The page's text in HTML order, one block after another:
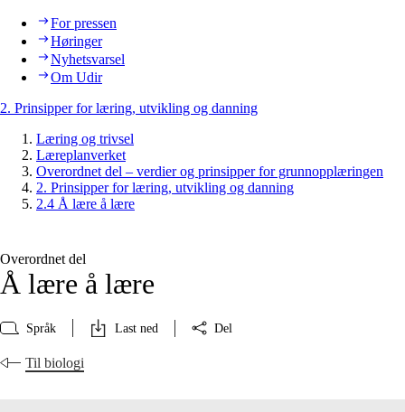
For pressen
Høringer
Nyhetsvarsel
Om Udir
2. Prinsipper for læring, utvikling og danning
Læring og trivsel
Læreplanverket
Overordnet del – verdier og prinsipper for grunnopplæringen
2. Prinsipper for læring, utvikling og danning
2.4 Å lære å lære
Overordnet del
Å lære å lære
Språk Last ned Del
Til biologi